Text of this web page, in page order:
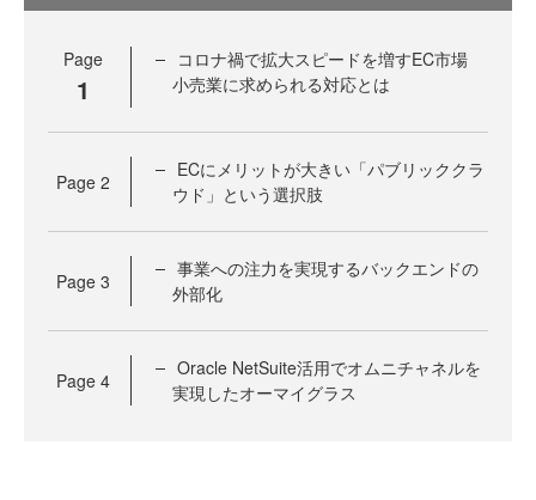
Page
1
コロナ禍で拡大スピードを増すEC市場
小売業に求められる対応とは
Page 2
ECにメリットが大きい「パブリッククラ
ウド」という選択肢
Page 3
事業への注力を実現するバックエンドの
外部化
Page 4
Oracle NetSuite活用でオムニチャネルを
実現したオーマイグラス